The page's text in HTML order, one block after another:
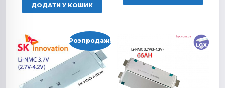
ДОДАТИ У КОШИК
Розпродаж!